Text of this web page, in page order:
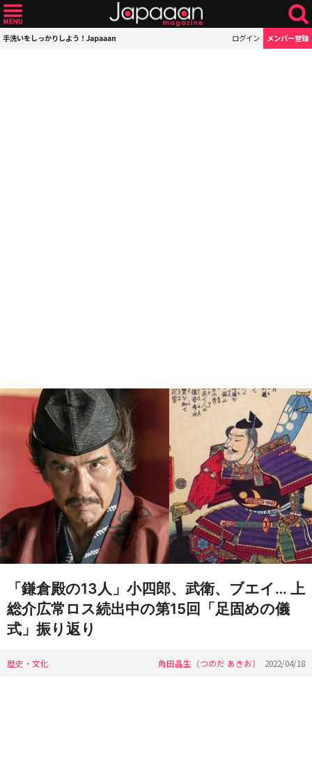
手洗いをしっかりしよう！Japaaan ログイン メンバー登録
「鎌倉殿の13人」小四郎、武衛、ブエイ… 上
総介広常ロス続出中の第15回「足固めの儀
式」振り返り
歴史・文化 角田晶生（つのだ あきお） 2022/04/18